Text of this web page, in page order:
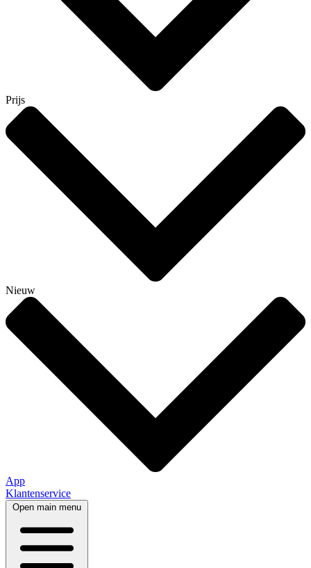
Prijs
Nieuw
App
Klantenservice
Open main menu